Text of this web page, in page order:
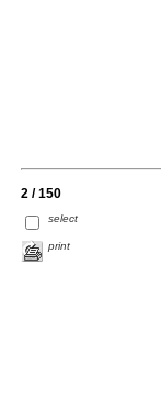
2 / 150
select
print